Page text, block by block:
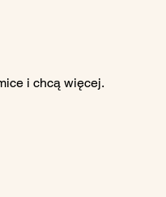
i chcą więcej.